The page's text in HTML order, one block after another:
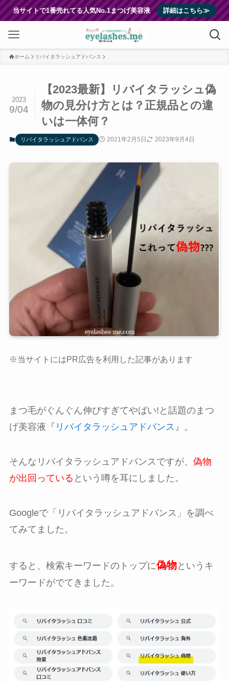
当サイトで1番売れてる人気No.1まつげ美容液 詳細はこちら≫
ホーム リバイタラッシュアドバンス
【2023最新】リバイタラッシュ偽
物の見分け方とは？正規品との違
いは一体何？
2023
9/04
リバイタラッシュアドバンス 2021年2月5日 2023年9月4日
※当サイトにはPR広告を利用した記事があります
まつ毛がぐんぐん伸びすぎてやばい!と話題のまつ
げ美容液『 リバイタラッシュアドバンス 』。
そんなリバイタラッシュアドバンスですが、 偽物
が出回っている という噂を耳にしました。
Googleで「リバイタラッシュアドバンス」を調べ
てみてました。
すると、検索キーワードのトップに偽物というキ
ーワードがでてきました。